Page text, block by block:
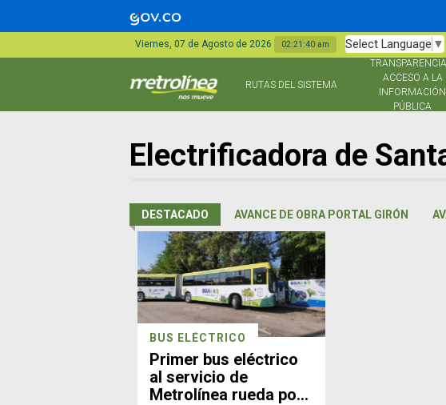
Viernes, 07 de Agosto de 2026 02:21:40 am Select Language ▼
RUTAS DEL SISTEMA
ACCESO A LA
INFORMACIÓN
PÚBLICA
Electrificadora de
DESTACADO AVANCE DE OBRA PORTAL GIRÓN
BUS ELÉCTRICO
Primer bus eléctrico
al servicio de
Metrolínea rueda por